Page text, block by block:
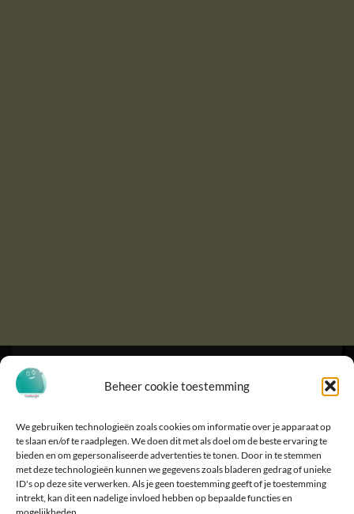
Beheer cookie toestemming
We gebruiken technologieën zoals cookies om informatie over je apparaat op
te slaan en/of te raadplegen. We doen dit met als doel om de beste ervaring te
bieden en om gepersonaliseerde advertenties te tonen. Door in te stemmen
met deze technologieën kunnen we gegevens zoals bladeren gedrag of unieke
ID's op deze site verwerken. Als je geen toestemming geeft of je toestemming
intrekt, kan dit een nadelige invloed hebben op bepaalde functies en